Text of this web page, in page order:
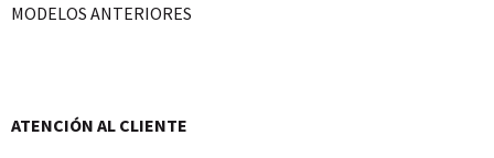
MODELOS ANTERIORES
ATENCIÓN AL CLIENTE